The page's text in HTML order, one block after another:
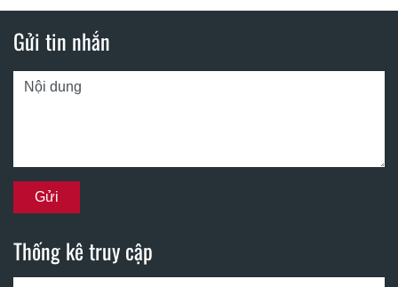
Gửi tin nhắn
Thống kê truy cập